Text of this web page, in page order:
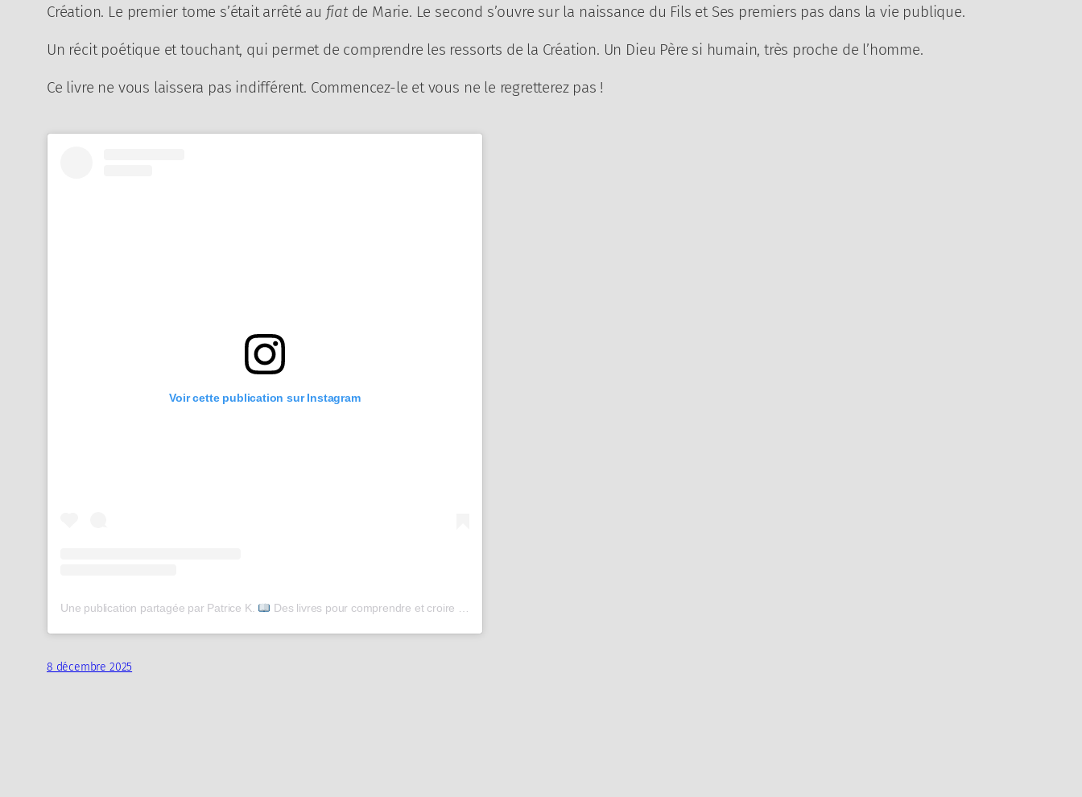
Création. Le premier tome s’était arrêté au fiatde Marie. Le second s’ouvre sur la naissance du Fils et Ses premiers pas dans la vie publique.
Un récit poétique et touchant, qui permet de comprendre les ressorts de la Création. Un Dieu Père si humain, très proche de l’homme.
Ce livre ne vous laissera pas indifférent. Commencez-le et vous ne le regretterez pas !
Voir cette publication sur Instagram
Une publication partagée par Patrice K. Des livres pour comprendre et croire (@pk_advictoriam)
8 décembre 2025